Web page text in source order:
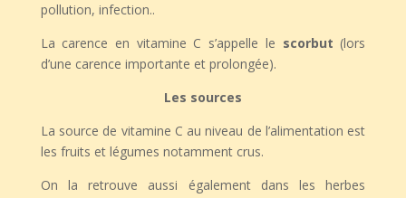
pollution, infection..
La carence en vitamine C s’appelle le scorbut (lors
d’une carence importante et prolongée).
Les sources
La source de vitamine C au niveau de l’alimentation est
les fruits et légumes notamment crus.
On la retrouve aussi également dans les herbes